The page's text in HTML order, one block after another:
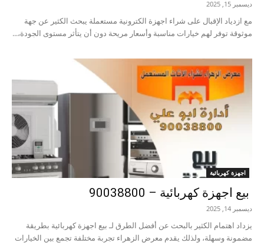
ديسمبر 15, 2025
مع ازدياد الإقبال على شراء اجهزة الكترونية مستعملة يبحث الكثير عن جهة
موثوقة توفر لهم خيارات مناسبة وأسعار مريحة دون أن يتأثر مستوى الجودة،...
اجهزة كهربائية
بيع اجهزة كهربائية – 90038800
ديسمبر 14, 2025
يزداد اهتمام الكثير بالبحث عن أفضل الطرق لـ بيع اجهزة كهربائية بطريقة
مضمونة وسهلة، ولذلك يقدم معرض الزهراء تجربة مختلفة تجمع بين الخيارات